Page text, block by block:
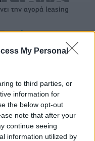
My Personal
to third parties, or
information for
the below opt-out
note that after your
continue seeing
information utilized by
την αγορά leasing
Bank: Για πρώτη φορά το
Θέατρο Επιδαύρου
μετατρέπει τη